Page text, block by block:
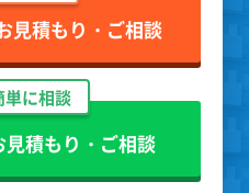
見積もり・ご相談
単に相談
積もり・ご相談